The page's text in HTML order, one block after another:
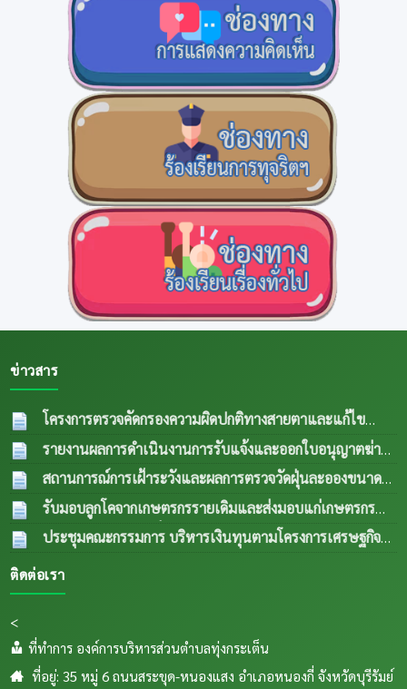
ข่าวสาร
โครงการตรวจคัดกรองความผิดปกติทางสายตาและแก้ไข
ความผิดปกติด้านการมองเห็นในกลุ่มผู้สูงอายุและผู้ด้อยโอกาส
ปีงบประมาณ พ.ศ.2569
04 ส.ค. 2569
รายงานผลการดำเนินงานการรับแจ้งและออกใบอนุญาตฆ่า
สัตว์ประจำเดือน กรกฎาคม 2569
04 ส.ค. 2569
สถานการณ์การเฝ้าระวังและผลการตรวจวัดฝุ่นละอองขนาด
เล็ก PM 2.5 ประจำเดือน กรกฎาคม 2569
04 ส.ค.
2569
รับมอบลูกโคจากเกษตรกรรายเดิมและส่งมอบแก่เกษตรกร
รายใหม่ (กรณีลูกตัวที่ 1 เพศเมีย อายุครบ 18 เดือน ขยายให้
เกษตรกรรายใหม่) เป็นการส่งพื้นทีตำบลทุ่งกเสริมอาชีพเลี้ยง
สัตว์แก่เกษตรกรในระเต็น โดยการให้ยืมเพื่อการผลิต ภายใต้
ประชุมคณะกรรมการ บริหารเงินทุนตามโครงการเศรษฐกิจ
โครงการเศรษฐกิจชุมชนระดับตำบล
ติดต่อเรา
<
ที่ทำการ องค์การบริหารส่วนตำบลทุ่งกระเต็น
ที่อยู่: 35 หมู่ 6 ถนนสระขุด-หนองแสง อำเภอหนองกี่ จังหวัดบุรีรัมย์